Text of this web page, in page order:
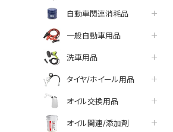
自動車関連消耗品
一般自動車用品
洗車用品
タイヤ/ホイール用品
オイル交換用品
オイル関連/添加剤